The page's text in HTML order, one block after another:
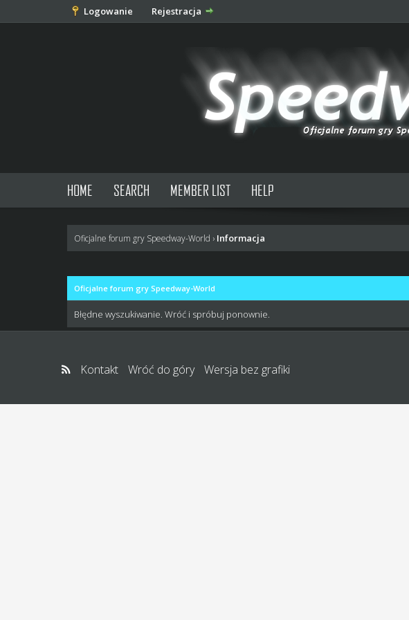
Logowanie Rejestracja
HOME SEARCH MEMBER LIST HELP
Oficjalne forum gry Speedway-World › Informacja
Oficjalne forum gry Speedway-World
Błędne wyszukiwanie. Wróć i spróbuj ponownie.
Kontakt Wróć do góry Wersja bez grafiki